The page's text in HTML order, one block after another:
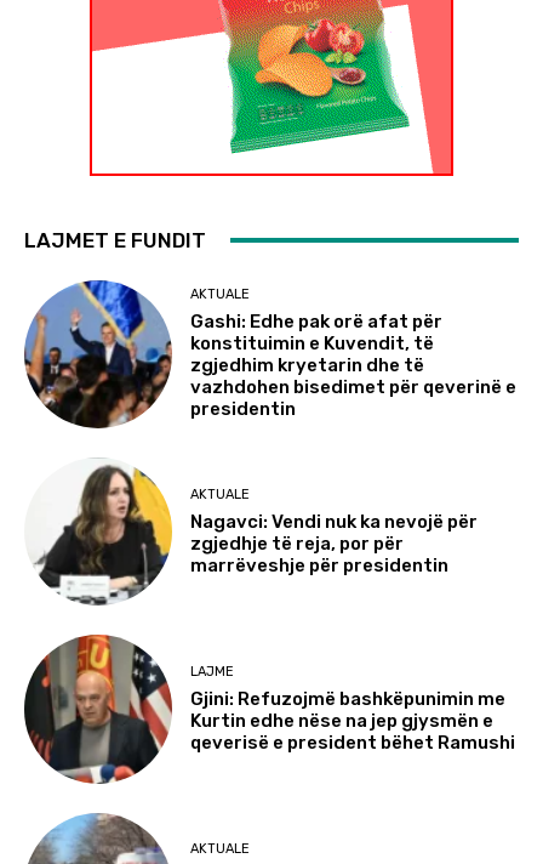
LAJMET E FUNDIT
AKTUALE
Gashi: Edhe pak orë afat për
konstituimin e Kuvendit, të
zgjedhim kryetarin dhe të
vazhdohen bisedimet për qeverinë e
presidentin
AKTUALE
Nagavci: Vendi nuk ka nevojë për
zgjedhje të reja, por për
marrëveshje për presidentin
LAJME
Gjini: Refuzojmë bashkëpunimin me
Kurtin edhe nëse na jep gjysmën e
qeverisë e president bëhet Ramushi
AKTUALE